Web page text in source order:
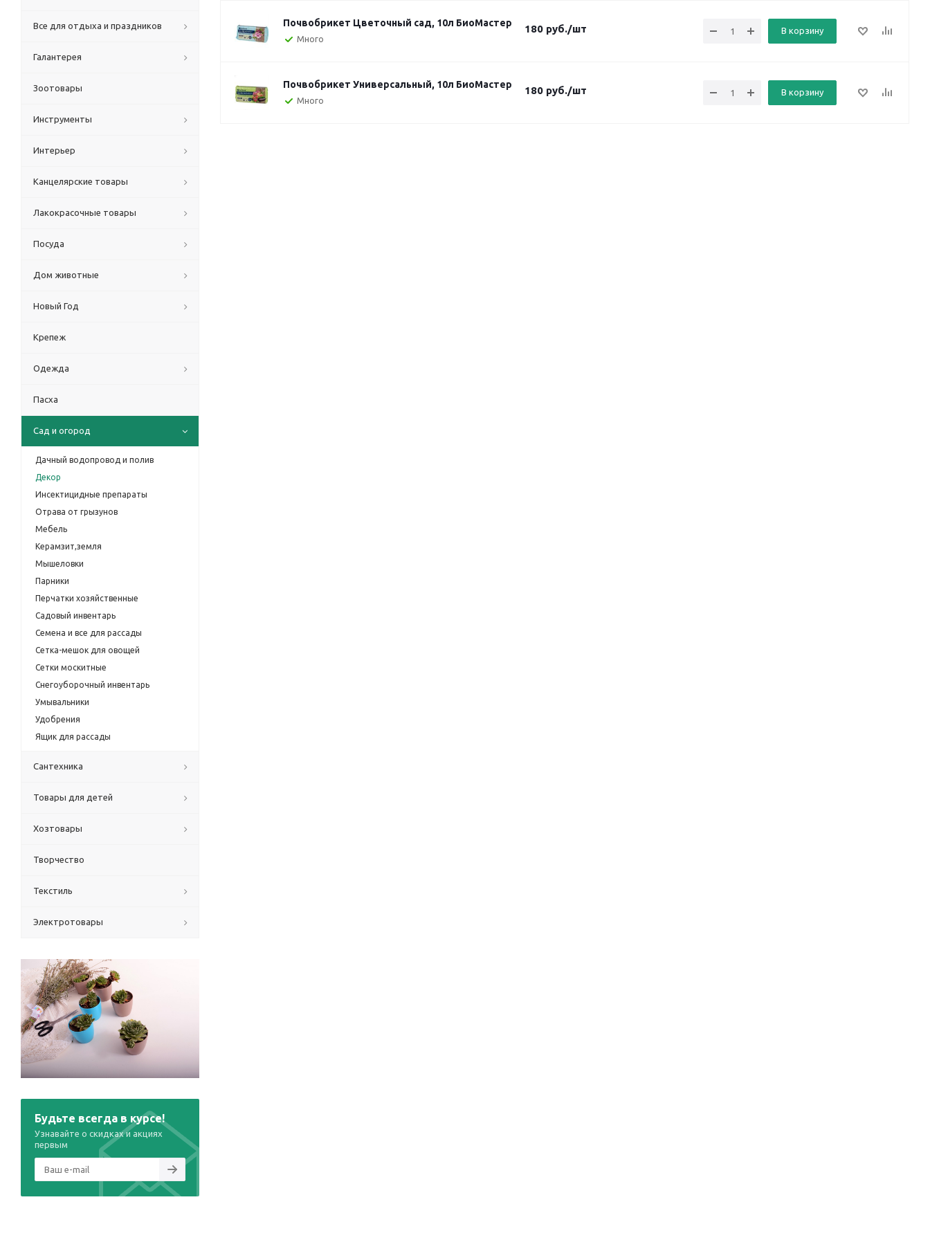
Почвобрикет Цветочный сад, 10л БиоМастер
Много
180 руб./шт В корзину
Почвобрикет Универсальный, 10л БиоМастер
Много
180 руб./шт В корзину
Все для отдыха и праздников
Галантерея
Зоотовары
Инструменты
Интерьер
Канцелярские товары
Лакокрасочные товары
Посуда
Дом животные
Новый Год
Крепеж
Одежда
Пасха
Сад и огород
Дачный водопровод и полив
Декор
Инсектицидные препараты
Отрава от грызунов
Мебель
Керамзит,земля
Мышеловки
Парники
Перчатки хозяйственные
Садовый инвентарь
Семена и все для рассады
Сетка-мешок для овощей
Сетки москитные
Снегоуборочный инвентарь
Умывальники
Удобрения
Ящик для рассады
Сантехника
Товары для детей
Хозтовары
Творчество
Текстиль
Электротовары
Будьте всегда в курсе!
Узнавайте о скидках и акциях
первым